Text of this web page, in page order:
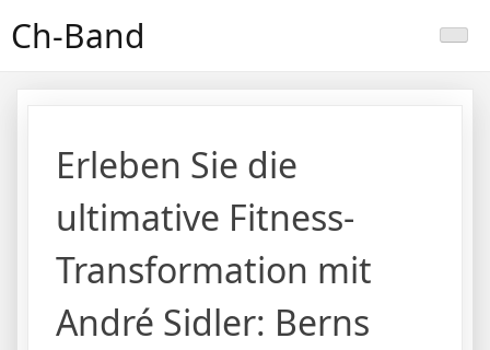
toCh-Band
Erleben Sie die
ultimative Fitness-
Transformation mit
André Sidler: Berns